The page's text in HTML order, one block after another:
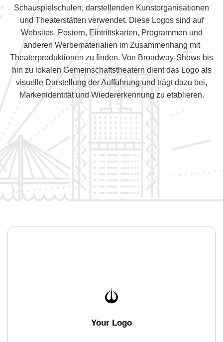
Schauspielschulen, darstellenden Kunstorganisationen
und Theaterstätten verwendet. Diese Logos sind auf
Websites, Postern, Eintrittskarten, Programmen und
anderen Werbematerialien im Zusammenhang mit
Theaterproduktionen zu finden. Von Broadway-Shows bis
hin zu lokalen Gemeinschaftstheatern dient das Logo als
visuelle Darstellung der Aufführung und trägt dazu bei,
Markenidentität und Wiedererkennung zu etablieren.
Your Logo